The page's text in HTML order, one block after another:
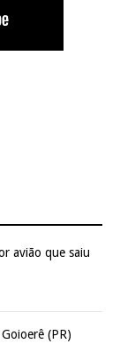
avião que saiu
(PR)